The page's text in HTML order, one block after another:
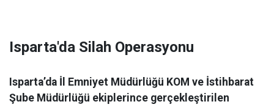
Isparta'da Silah Operasyonu
Isparta’da İl Emniyet Müdürlüğü KOM ve İstihbarat
Şube Müdürlüğü ekiplerince gerçekleştirilen